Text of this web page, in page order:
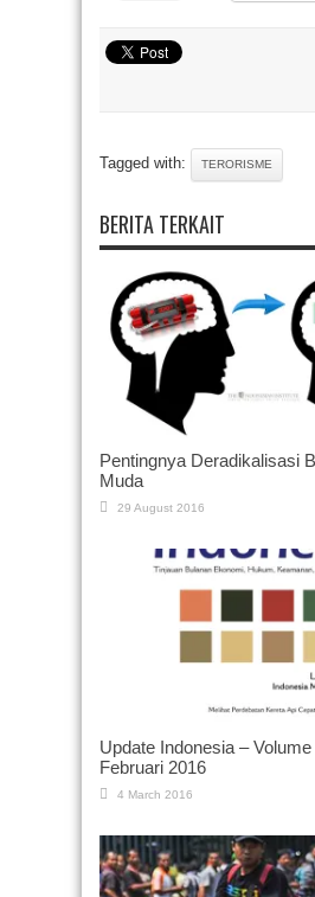
Tagged with: TERORISME
BERITA TERKAIT
Pentingnya Deradikalisasi
Muda
29 August 2016
Update Indonesia –
Februari 2016
4 March 2016